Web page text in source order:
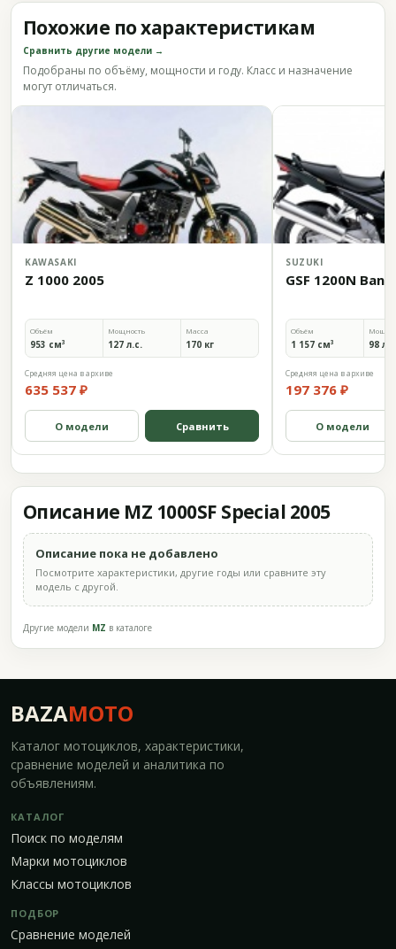
Похожие по характеристикам
Сравнить другие модели →
Подобраны по объёму, мощности и году. Класс и назначение
могут отличаться.
KAWASAKI
Z 1000 2005
Объём
953 см³
Мощность
127 л.с.
Масса
170 кг
Средняя цена в архиве
635 537 ₽
О модели Сравнить
SUZUKI
GSF 1200N
Объём
1 157 см³ 98
Средняя цена в архиве
197 376 ₽
О модели
Описание MZ 1000SF Special 2005
Описание пока не добавлено
Посмотрите характеристики, другие годы или сравните эту
модель с другой.
Другие модели MZ в каталоге
BAZAMOTO
Каталог мотоциклов, характеристики,
сравнение моделей и аналитика по
объявлениям.
КАТАЛОГ
Поиск по моделям
Марки мотоциклов
Классы мотоциклов
ПОДБОР
Сравнение моделей